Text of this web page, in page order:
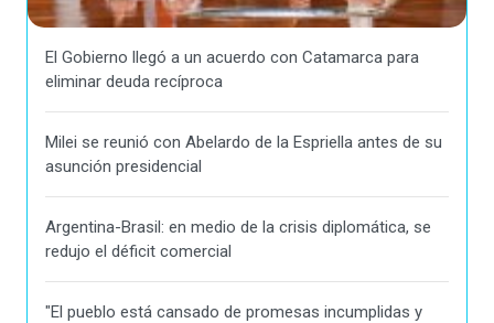
El Gobierno llegó a un acuerdo con Catamarca para
eliminar deuda recíproca
Milei se reunió con Abelardo de la Espriella antes de su
asunción presidencial
Argentina-Brasil: en medio de la crisis diplomática, se
redujo el déficit comercial
"El pueblo está cansado de promesas incumplidas y